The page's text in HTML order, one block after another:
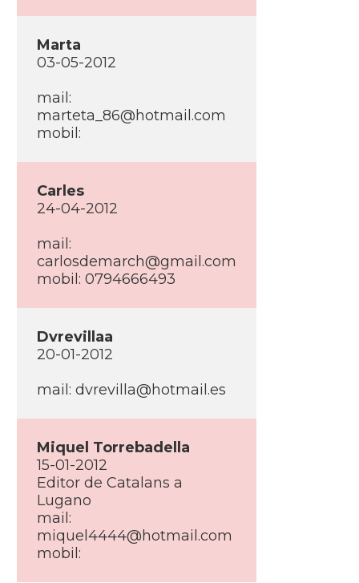
Marta
03-05-2012
mail:
marteta_86@hotmail.com
mobil:
Carles
24-04-2012
mail:
carlosdemarch@gmail.com
mobil: 0794666493
Dvrevillaa
20-01-2012
mail: dvrevilla@hotmail.es
Miquel Torrebadella
15-01-2012
Editor de Catalans a
Lugano
mail:
miquel4444@hotmail.com
mobil: